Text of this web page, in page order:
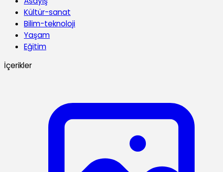
Kültür-sanat
Bilim-teknoloji
Yaşam
Eğitim
İçerikler